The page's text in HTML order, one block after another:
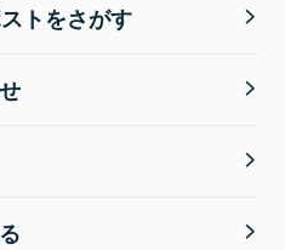
トをさがす